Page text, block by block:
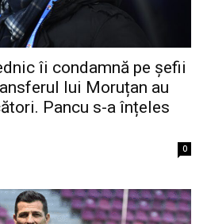
îi condamnă pe șefii
lui Moruțan au
Pancu s-a înțeles
0